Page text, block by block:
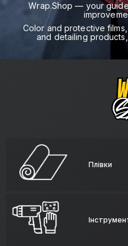
Wrap.Shop — your
Color and protective
and detailing
Плівки